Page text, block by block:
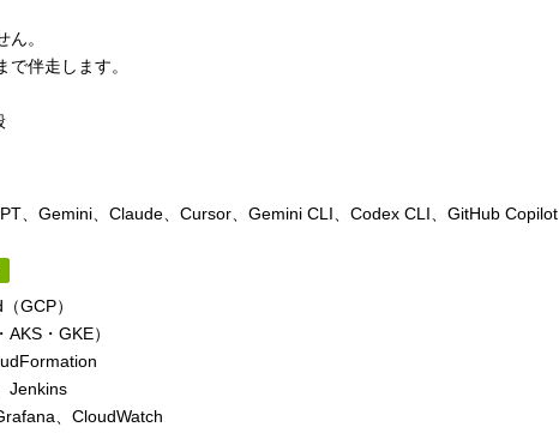
。
伴走します。
、Gemini、Claude、Cursor、Gemini CLI、Codex CLI、GitHub Copilot
GCP）
・GKE）
Jenkins
、CloudWatch